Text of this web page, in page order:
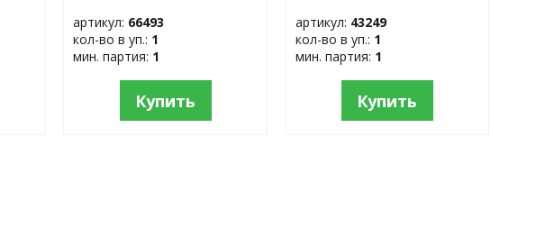
артикул: 66493
кол-во в уп.: 1
мин. партия: 1
Купить
артикул: 43249
кол-во в уп.: 1
мин. партия: 1
Купить